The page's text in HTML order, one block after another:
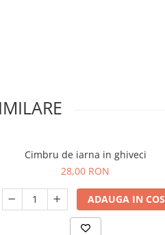
Cimbru de iarna in ghiveci
28,00 RON
ADAUGA IN COS